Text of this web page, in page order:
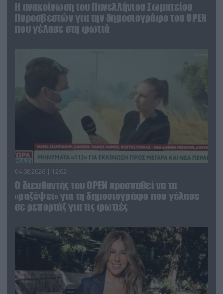
Η ανακοίνωση του Πανελλήνιου Σωματείου
Πυροσβεστών για την δημοσιογράφο του OPEN
που γέλασε στη φωτιά
04.08.2026 | 12:02
O διευθυντής του OPEN προσπαθεί να τα
«μαζέψει» για τη δημοσιογράφο που γέλασε
σε ρεπορτάζ για τις φωτιές